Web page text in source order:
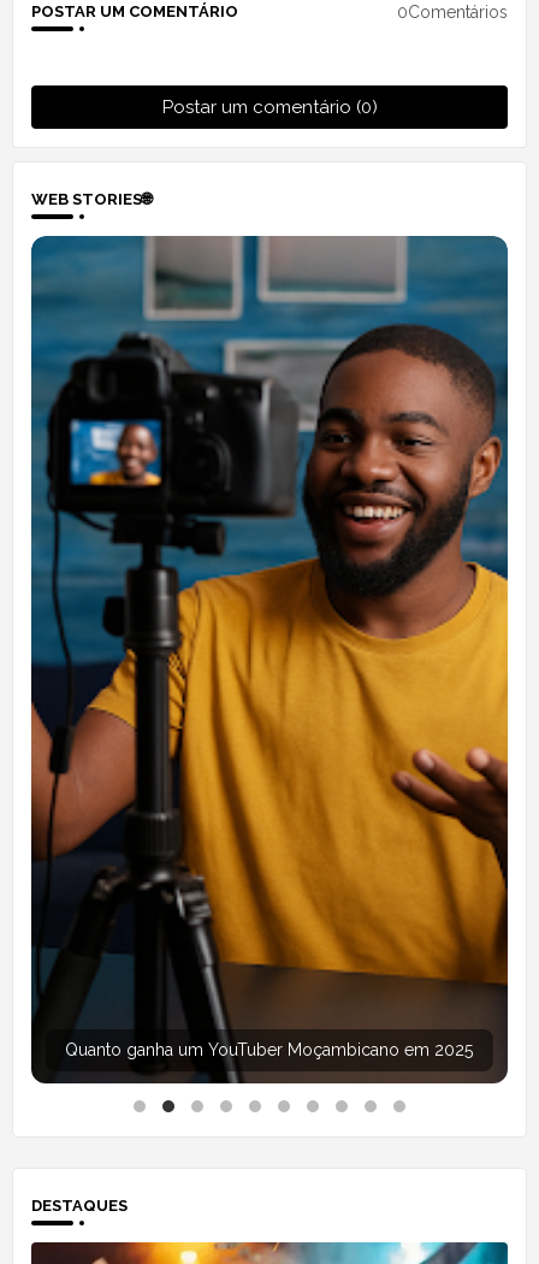
POSTAR UM COMENTÁRIO 0Comentários
Postar um comentário (0)
WEB STORIES🌐
Aprender informática grátis online em Moçambique
DESTAQUES